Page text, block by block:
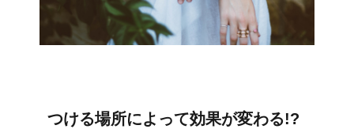
つける場所によって効果が変わる!?